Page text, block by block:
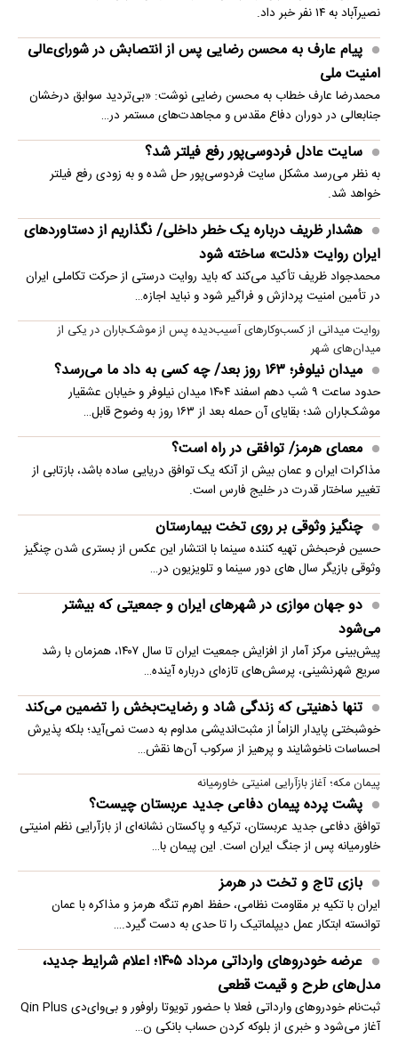
نصیرآباد به ۱۴ نفر خبر داد.
پیام عارف به محسن رضایی پس از انتصابش در شورای‌عالی
امنیت ملی
محمدرضا عارف خطاب به محسن رضایی نوشت: «بی‌تردید سوابق درخشان
جنابعالی در دوران دفاع مقدس و مجاهدت‌های مستمر در…
سایت عادل فردوسی‌پور رفع فیلتر شد؟
به نظر می‌رسد مشکل سایت فردوسی‌پور حل شده و به زودی رفع فیلتر
خواهد شد.
هشدار ظریف درباره یک خطر داخلی/ نگذاریم از دستاوردهای
ایران روایت «ذلت» ساخته شود
محمدجواد ظریف تأکید می‌کند که باید روایت درستی از حرکت تکاملی ایران
در تأمین امنیت پردازش و فراگیر شود و نباید اجازه…
روایت میدانی از کسب‌وکارهای آسیب‌دیده پس از موشک‌باران در یکی از
میدان‌های شهر
میدان نیلوفر؛ ۱۶۳ روز بعد/ چه کسی به داد ما می‌رسد؟
حدود ساعت ۹ شب دهم اسفند ۱۴۰۴ میدان نیلوفر و خیابان عشقیار
موشک‌باران شد؛ بقایای آن حمله بعد از ۱۶۳ روز به وضوح قابل…
معمای هرمز/ توافقی در راه است؟
مذاکرات ایران و عمان بیش از آنکه یک توافق دریایی ساده باشد، بازتابی از
تغییر ساختار قدرت در خلیج فارس است.
چنگیز وثوقی بر روی تخت بیمارستان
حسین فرحبخش تهیه کننده سینما با انتشار این عکس از بستری شدن چنگیز
وثوقی بازیگر سال های دور سینما و تلویزیون در…
دو جهان موازی در شهرهای ایران و جمعیتی که بیشتر
می‌شود
پیش‌بینی مرکز آمار از افزایش جمعیت ایران تا سال ۱۴۰۷، همزمان با رشد
سریع شهرنشینی، پرسش‌های تازه‌ای درباره آینده…
تنها ذهنیتی که زندگی شاد و رضایت‌بخش را تضمین می‌کند
خوشبختی پایدار الزاماً از مثبت‌اندیشی مداوم به دست نمی‌آید؛ بلکه پذیرش
احساسات ناخوشایند و پرهیز از سرکوب آن‌ها نقش…
پیمان مکه؛ آغاز بازآرایی امنیتی خاورمیانه
پشت پرده پیمان دفاعی جدید عربستان چیست؟
توافق دفاعی جدید عربستان، ترکیه و پاکستان نشانه‌ای از بازآرایی نظم امنیتی
خاورمیانه پس از جنگ ایران است. این پیمان با…
بازی تاج و تخت در هرمز
ایران با تکیه بر مقاومت نظامی، حفظ اهرم تنگه هرمز و مذاکره با عمان
توانسته ابتکار عمل دیپلماتیک را تا حدی به دست گیرد.…
عرضه خودروهای وارداتی مرداد ۱۴۰۵؛ اعلام شرایط جدید،
مدل‌های طرح و قیمت قطعی
ثبت‌نام خودروهای وارداتی فعلا با حضور تویوتا راوفور و بی‌وای‌دی Qin Plus
آغاز می‌شود و خبری از بلوکه‌ کردن حساب بانکی ن…